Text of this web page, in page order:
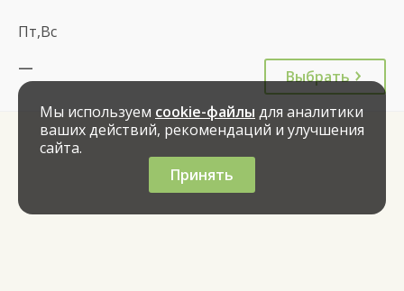
Пт,Вс
—
Выбрать
Мы используем cookie-файлы для аналитики
ваших действий, рекомендаций и улучшения
сайта.
Принять